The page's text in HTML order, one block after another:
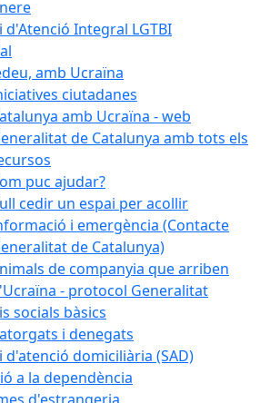
d'Atenció Integral LGTBI
amb Ucraïna
ciutadanes
amb Ucraïna - web
de Catalunya amb tots els
puc ajudar?
cedir un espai per acollir
i emergència (Contacte
de Catalunya)
de companyia que arriben
- protocol Generalitat
socials bàsics
i denegats
d'atenció domiciliària (SAD)
a la dependència